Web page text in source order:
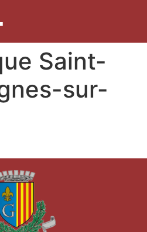
Saint-
sur-